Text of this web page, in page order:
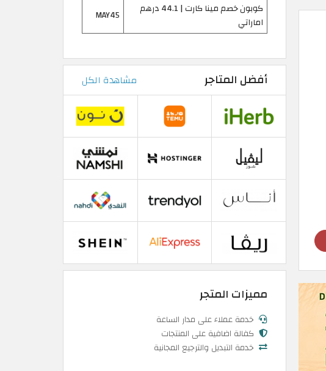
كوبون خصم مينا كارت | 44.1 درهم
اماراتي
MAY45
أفضل المتاجر مشاهدة الكل
مميزات المتجر
خدمة عملاء على مدار الساعة
كفالة اضافية على المنتجات
خدمة التبديل والترجيع المجانية